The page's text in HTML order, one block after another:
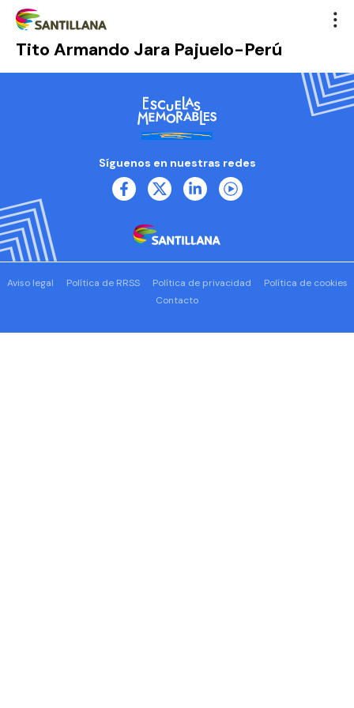
Tito Armando Jara Pajuelo-Perú
Síguenos en nuestras redes
Aviso legal Política de RRSS Política de privacidad
Política de cookies
Contacto